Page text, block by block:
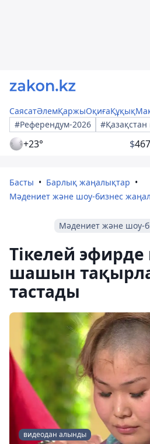
СаясатӘлемҚаржыОқиғаҚұқық
#Референдум-2026
+23° $
Басты
Барлық жаңалықтар
Мәдениет және шоу-бизнес
Мәдениет және шоу-
Тікелей
шашын
тастады
видеодан алынды